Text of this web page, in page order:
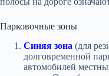
Парковочные зоны
Синяя зона (для
долговременной
автомобилей